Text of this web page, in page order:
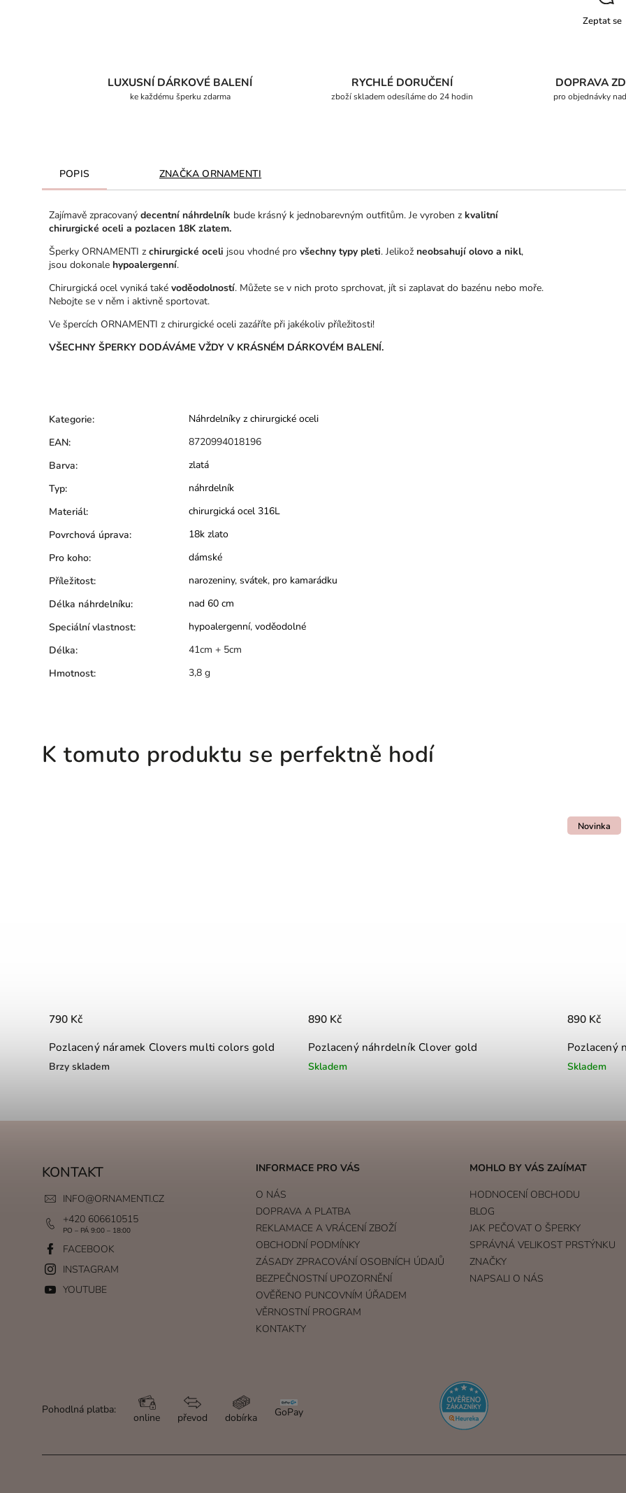
Zeptat se
LUXUSNÍ DÁRKOVÉ BALENÍ
ke každému šperku zdarma
RYCHLÉ DORUČENÍ
zboží skladem odesíláme do 24 hodin
DOPRAVA
pro objednávky
POPIS ZNAČKA ORNAMENTI
Zajímavě zpracovaný decentní náhrdelník bude krásný k jednobarevným outfitům. Je vyroben z kvalitní
chirurgické oceli a pozlacen 18K zlatem.
Šperky ORNAMENTI z chirurgické oceli jsou vhodné pro všechny typy pleti. Jelikož neobsahují olovo a nikl,
jsou dokonale hypoalergenní.
Chirurgická ocel vyniká také voděodolností. Můžete se v nich proto sprchovat, jít si zaplavat do bazénu nebo moře.
Nebojte se v něm i aktivně sportovat.
Ve špercích ORNAMENTI z chirurgické oceli zazáříte při jakékoliv příležitosti!
VŠECHNY ŠPERKY DODÁVÁME VŽDY V KRÁSNÉM DÁRKOVÉM BALENÍ.
Kategorie:
Náhrdelníky z chirurgické oceli
EAN:
8720994018196
Barva:
zlatá
Typ:
náhrdelník
Materiál:
chirurgická ocel 316L
Povrchová úprava:
18k zlato
Pro koho:
dámské
Příležitost: narozeniny, svátek, pro kamarádku
Délka náhrdelníku:
nad 60 cm
Speciální vlastnost: hypoalergenní, voděodolné
Délka:
41cm + 5cm
Hmotnost: 3,8 g
K tomuto produktu se perfektně hodí
Pozlacený náramek Clovers multi colors gold
Brzy skladem
790 Kč
Pozlacený náhrdelník Clover gold
Skladem
890 Kč
Novinka
Pozlacený
Skladem
890 Kč
KONTAKT
INFO@ORNAMENTI.CZ
+420 606610515
PO – PÁ 9:00 – 18:00
FACEBOOK
INSTAGRAM
YOUTUBE
INFORMACE PRO VÁS
O NÁS
DOPRAVA A PLATBA
REKLAMACE A VRÁCENÍ ZBOŽÍ
OBCHODNÍ PODMÍNKY
ZÁSADY ZPRACOVÁNÍ OSOBNÍCH ÚDAJŮ
BEZPEČNOSTNÍ UPOZORNĚNÍ
OVĚŘENO PUNCOVNÍM ÚŘADEM
VĚRNOSTNÍ PROGRAM
KONTAKTY
MOHLO BY VÁS ZAJÍMAT
HODNOCENÍ OBCHODU
BLOG
JAK PEČOVAT O ŠPERKY
SPRÁVNÁ VELIKOST PRSTÝNKU
ZNAČKY
NAPSALI O NÁS
Pohodlná platba:
online převod dobírka GoPay